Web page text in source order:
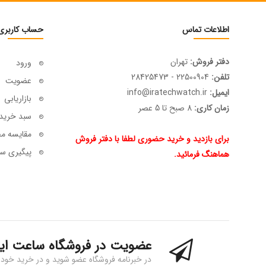
اطلاعات تماس
دفتر فروش: تهران
تلفن: 22500904 - 28425473
ایمیل: info@iratechwatch.ir
زمان کاری:8 صبح تا 5 عصر
برای بازدید و خرید حضوری لطفا با دفتر فروش
هماهنگ فرمائید.
حساب
ورود
عضویت
بازاریابی
سبد خرید
مقایسه
پیگیری
عضویت در فروشگاه ساعت
در خبرنامه فروشگاه عضو شوید و در خرید خود 15% تخفیف